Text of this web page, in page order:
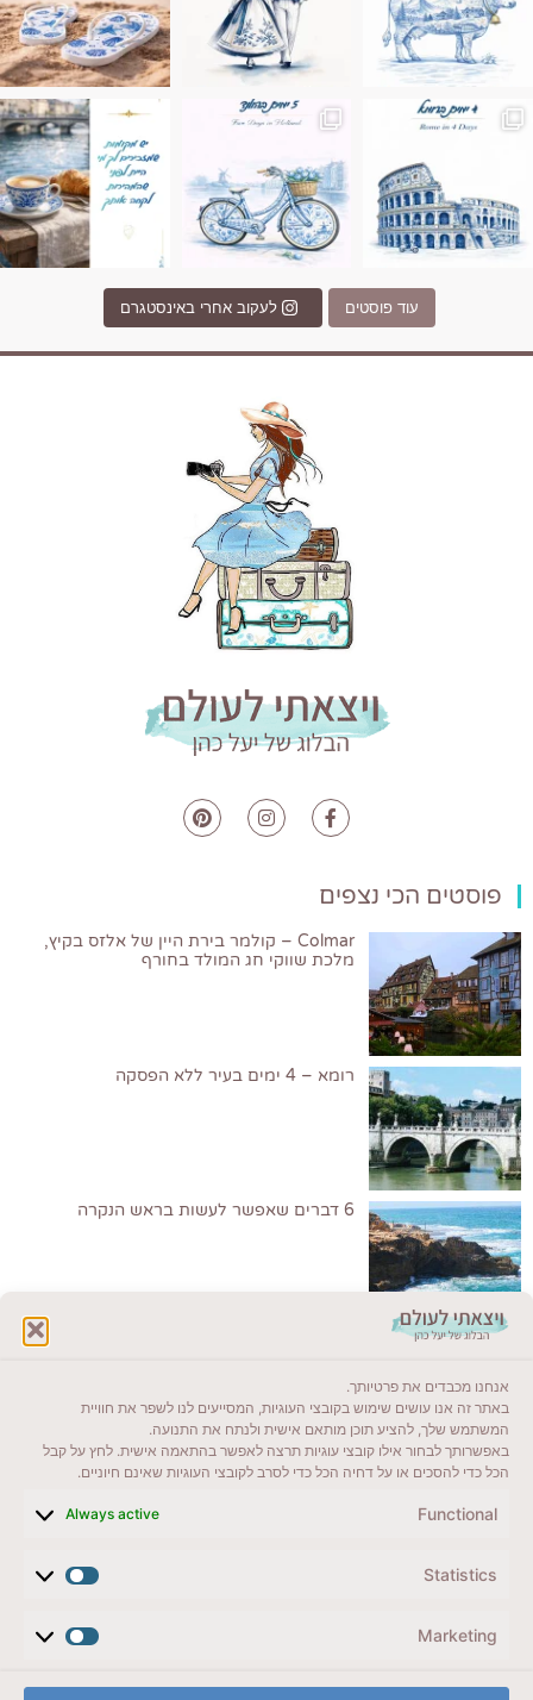
אנחנו מכבדים את פרטיותך.
באתר זה אנו עושים שימוש בקובצי העוגיות, המסייעים לנו לשפר את חוויית
המשתמש שלך, להציע תוכן מותאם אישית ולנתח את התנועה.
באפשרותך לבחור אילו קובצי עוגיות תרצה לאפשר בהתאמה אישית. לחץ על קבל
הכל כדי להסכים או על דחיה הכל כדי לסרב לקובצי העוגיות שאינם חיוניים.
Functional
Always active
Statistics
Marketing
Instagram post
Instagram post 17994326828955248
עוד פוסטים לעקוב אחרי באינסטגרם
פוסטים הכי נצפים
Colmar – קולמר בירת היין של אלזס בקיץ,
מלכת שווקי חג המולד בחורף
רומא – 4 ימים בעיר ללא הפסקה
6 דברים שאפשר לעשות בראש הנקרה
ייעדים מומלצים
מדריכים ועזרים
לשליחת הודעת וואטסאפ
veyatsati.laolam@gmail.com